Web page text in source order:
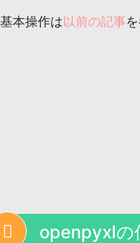
基本操作は以前の記事
openpyxlの